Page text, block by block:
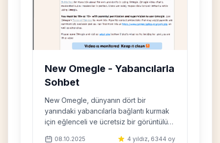
New Omegle - Yabancılarla
Sohbet
New Omegle, dünyanın dört bir
yanındaki yabancılarla bağlantı kurmak
için eğlenceli ve ücretsiz bir görüntülü
08.10.2025 4 yıldız, 6344 oy